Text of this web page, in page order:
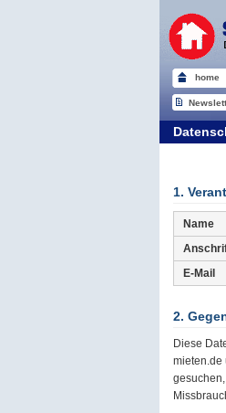
home
1.
Name
E-Mail
2.
Diese
mieten.de